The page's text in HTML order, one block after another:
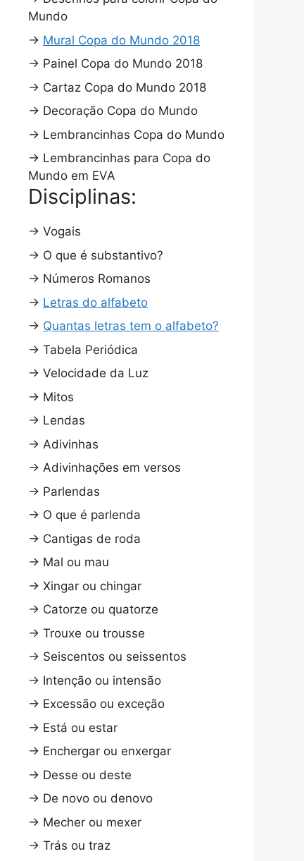
Mundo
→ Mural Copa do Mundo 2018
→ Painel Copa do Mundo 2018
→ Cartaz Copa do Mundo 2018
→ Decoração Copa do Mundo
→ Lembrancinhas Copa do Mundo
→ Lembrancinhas para Copa do
Mundo em EVA
Disciplinas:
→ Vogais
→ O que é substantivo?
→ Números Romanos
→ Letras do alfabeto
→ Quantas letras tem o alfabeto?
→ Tabela Periódica
→ Velocidade da Luz
→ Mitos
→ Lendas
→ Adivinhas
→ Adivinhações em versos
→ Parlendas
→ O que é parlenda
→ Cantigas de roda
→ Mal ou mau
→ Xingar ou chingar
→ Catorze ou quatorze
→ Trouxe ou trousse
→ Seiscentos ou seissentos
→ Intenção ou intensão
→ Excessão ou exceção
→ Está ou estar
→ Enchergar ou enxergar
→ Desse ou deste
→ De novo ou denovo
→ Mecher ou mexer
→ Trás ou traz